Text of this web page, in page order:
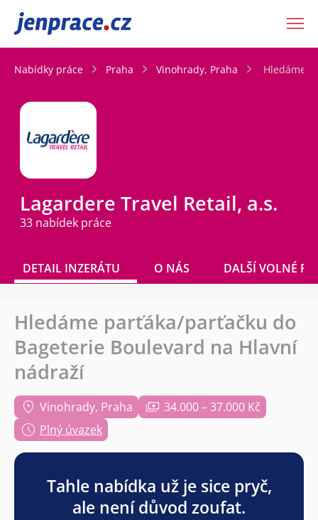
JenPráce.cz
Nabídky práce Praha Vinohrady, Praha Hledáme
Lagardere Travel Retail, a.s.
33 nabídek práce
DETAIL INZERÁTU O NÁS DALŠÍ VOLNÉ
Hledáme parťáka/parťačku do
Bageterie Boulevard na Hlavní
nádraží
Vinohrady, Praha
34.000 – 37.000 Kč
Plný úvazek
Tahle nabídka už je sice pryč,
ale není důvod zoufat.